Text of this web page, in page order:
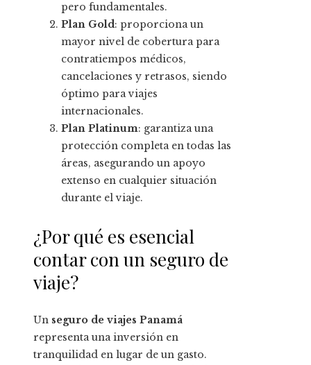
pero fundamentales.
Plan Gold: proporciona un
mayor nivel de cobertura para
contratiempos médicos,
cancelaciones y retrasos, siendo
óptimo para viajes
internacionales.
Plan Platinum: garantiza una
protección completa en todas las
áreas, asegurando un apoyo
extenso en cualquier situación
durante el viaje.
¿Por qué es esencial
contar con un seguro de
viaje?
Un seguro de viajes Panamá
representa una inversión en
tranquilidad en lugar de un gasto.